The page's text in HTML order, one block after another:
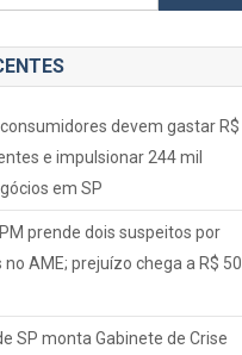
por:
consumidores devem gastar R$
e impulsionar 244 mil
em SP
prende dois suspeitos por
AME; prejuízo chega a R$ 50
SP monta Gabinete de Crise